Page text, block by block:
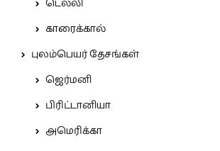
டெல்லி
காரைக்கால்
புலம்பெயர் தேசங்கள்
ஜெர்மனி
பிரிட்டானியா
அமெரிக்கா